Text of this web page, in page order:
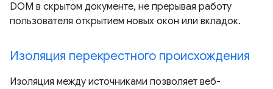
DOM в скрытом документе, не прерывая работу
пользователя открытием новых окон или вкладок.
Изоляция перекрестного происхождения
Изоляция между источниками позволяет веб-